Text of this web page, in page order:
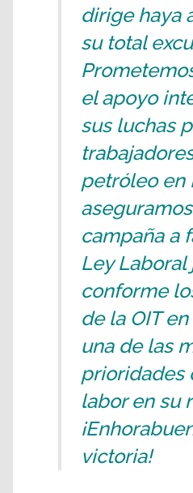
dirige haya
su total
el apoyo
sus luchas
petróleo en
campaña a
Ley Laboral
conforme
de la OIT
una de las
prioridades
labor en su
victoria!